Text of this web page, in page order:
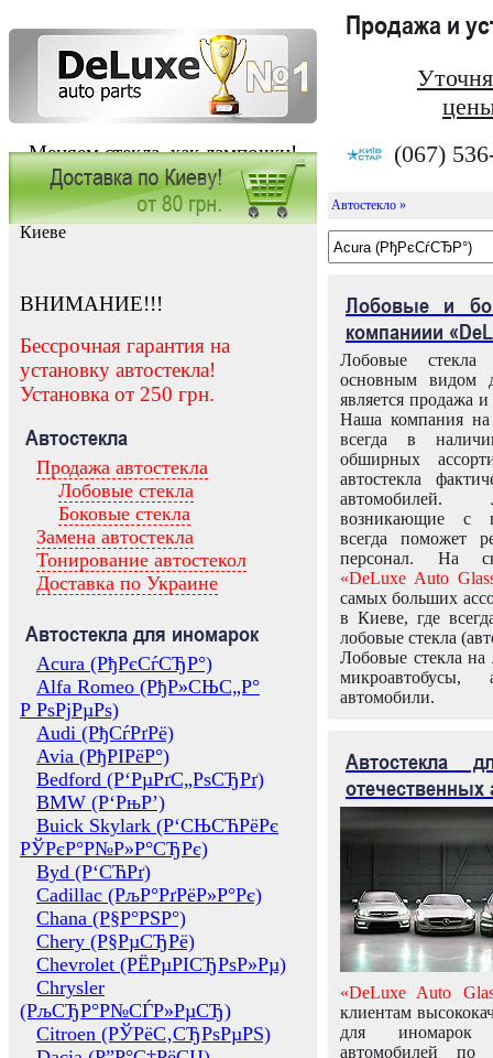
Меняем стекла, как лампочки!
Продажа и
(067)
Заказать установку автостекла в
Киеве
ВНИМАНИЕ!!!
Бессрочная гарантия на
установку автостекла!
Установка от 250 грн.
Автостекла
Продажа автостекла
Лобовые стекла
Боковые стекла
Замена автостекла
Тонирование автостекол
Доставка по Украине
Автостекла для иномарок
Acura (РђРєСѓСЂР°)
Alfa Romeo (РђР»СЊС„Р°
Р РѕРјРµРѕ)
Audi (РђСѓРґРё)
Avia (РђРІРёР°)
Bedford (Р‘РµРґС„РѕСЂРґ)
BMW (Р‘РњР’)
Buick Skylark (Р‘СЊСЋРёРє
РЎРєР°Р№Р»Р°СЂРє)
Byd (Р‘СЋРґ)
Cadillac (РљР°РґРёР»Р°Рє)
Chana (Р§Р°РЅР°)
Chery (Р§РµСЂРё)
Chevrolet (РЁРµРІСЂРѕР»Рµ)
Chrysler
(РљСЂР°Р№СЃР»РµСЂ)
Citroen (РЎРёС‚СЂРѕРµРЅ)
Автостекло »
Лобовые и
компаниии
Лобовые
основным видом
является продажа и
Наша компания на
всегда в
обширных
автостекла
возникающие с
всегда поможет
персонал. На
«DeLuxe Auto
самых больших
в Киеве, где
лобовые стекла
Лобовые стекла на
микроавтобусы,
автомобили.
Автостекла
отечественных
«DeLuxe Auto
клиентам
для иномарок
автомобилей